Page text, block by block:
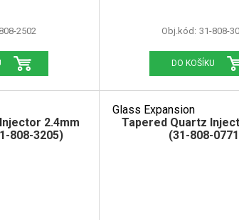
2502 Obj.kód: 31-808-
DO KOŠÍKU
2.4mm
808-3205)
Glass Expansion
Tapered Quartz
(31-808-